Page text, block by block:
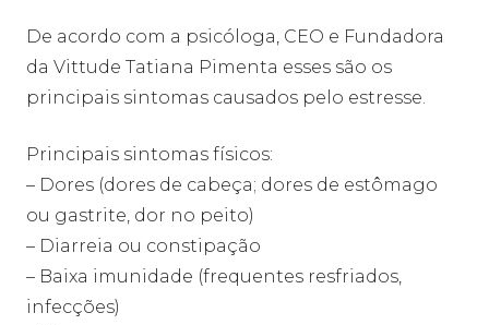
De acordo com a psicóloga, CEO e Fundadora
da Vittude Tatiana Pimenta esses são os
principais sintomas causados pelo estresse.
Principais sintomas físicos:
– Dores (dores de cabeça; dores de estômago
ou gastrite, dor no peito)
– Diarreia ou constipação
– Baixa imunidade (frequentes resfriados,
infecções)